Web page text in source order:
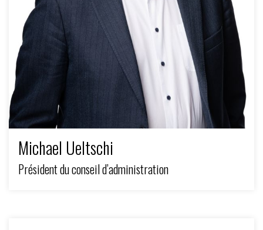
Michael Ueltschi
Président du conseil d’administration